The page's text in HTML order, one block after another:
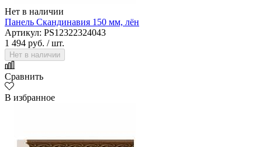
Нет в наличии
Панель Скандинавия 150 мм, лён
Артикул: PS12322324043
1 494 руб. / шт.
Нет в наличии
Сравнить
В избранное